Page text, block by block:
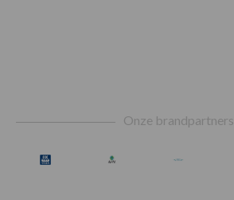
Onze brandpartners